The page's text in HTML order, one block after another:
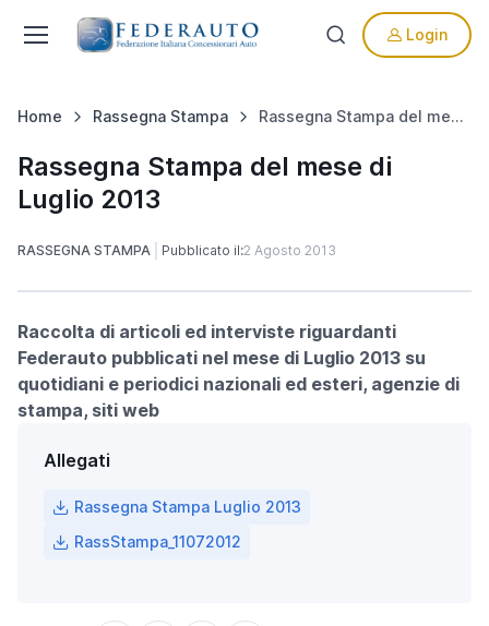
Login
Home Rassegna Stampa Rassegna Stampa del mese di Luglio 2013
Rassegna Stampa del mese di
Luglio 2013
RASSEGNA STAMPA Pubblicato il:2 Agosto 2013
Raccolta di articoli ed interviste riguardanti
Federauto pubblicati nel mese di Luglio 2013 su
quotidiani e periodici nazionali ed esteri, agenzie di
stampa, siti web
Allegati
Rassegna Stampa Luglio 2013
RassStampa_11072012